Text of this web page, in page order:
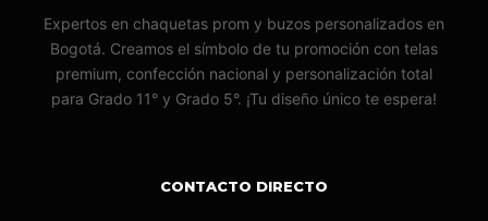
Expertos en chaquetas prom y buzos personalizados en
Bogotá. Creamos el símbolo de tu promoción con telas
premium, confección nacional y personalización total
para Grado 11° y Grado 5°. ¡Tu diseño único te espera!
CONTACTO DIRECTO